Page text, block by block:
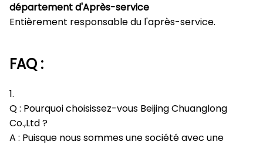
département d'Après-service
Entièrement responsable du l'après-service.
FAQ :
1.
Q : Pourquoi choisissez-vous Beijing Chuanglong
Co.,Ltd ?
A : Puisque nous sommes une société avec une